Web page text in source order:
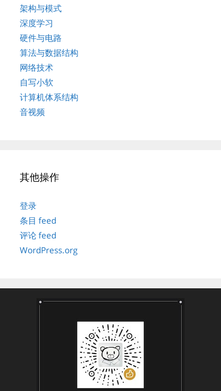
架构与模式
深度学习
硬件与电路
算法与数据结构
网络技术
自写小软
计算机体系结构
音视频
其他操作
登录
条目 feed
评论 feed
WordPress.org